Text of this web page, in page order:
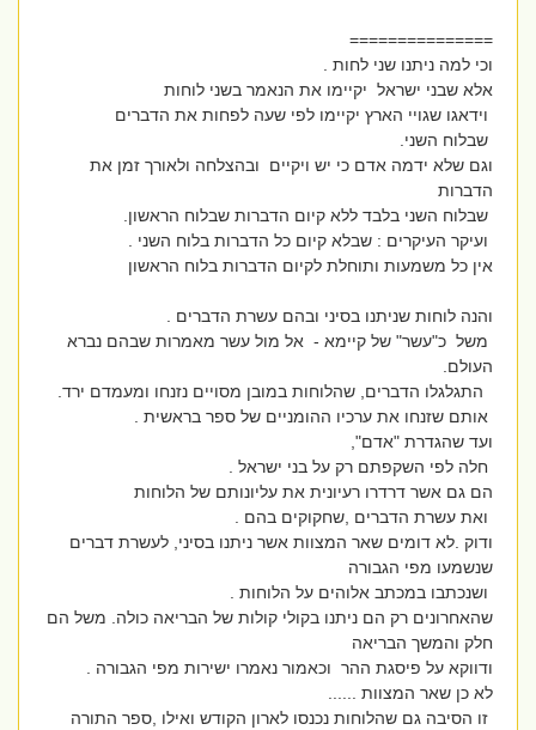
===============
וכי למה ניתנו שני לחות .
אלא שבני ישראל יקיימו את הנאמר בשני לוחות
וידאגו שגויי הארץ יקיימו לפי שעה לפחות את הדברים
שבלוח השני.
וגם שלא ידמה אדם כי יש ויקיים ובהצלחה ולאורך זמן את
הדברות
שבלוח השני בלבד ללא קיום הדברות שבלוח הראשון.
ועיקר העיקרים : שבלא קיום כל הדברות בלוח השני .
אין כל משמעות ותוחלת לקיום הדברות בלוח הראשון
והנה לוחות שניתנו בסיני ובהם עשרת הדברים .
משל כ"עשר" של קיימא - אל מול עשר מאמרות שבהם נברא
העולם.
התגלגלו הדברים, שהלוחות במובן מסויים נזנחו ומעמדם ירד.
אותם שזנחו את ערכיו ההומניים של ספר בראשית .
ועד שהגדרת "אדם",
חלה לפי השקפתם רק על בני ישראל .
הם גם אשר דרדרו רעיונית את עליונותם של הלוחות
ואת עשרת הדברים ,שחקוקים בהם .
ודוק .לא דומים שאר המצוות אשר ניתנו בסיני, לעשרת דברים
שנשמעו מפי הגבורה
ושנכתבו במכתב אלוהים על הלוחות .
שהאחרונים רק הם ניתנו בקולי קולות של הבריאה כולה. משל הם
חלק והמשך הבריאה
ודווקא על פיסגת ההר וכאמור נאמרו ישירות מפי הגבורה .
לא כן שאר המצוות ......
זו הסיבה גם שהלוחות נכנסו לארון הקודש ואילו ,ספר התורה